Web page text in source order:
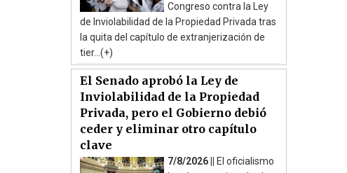
Congreso contra la Ley
de Inviolabilidad de la Propiedad Privada tras
la quita del capítulo de extranjerización de
tier...(+)
El Senado aprobó la Ley de
Inviolabilidad de la Propiedad
Privada, pero el Gobierno debió
ceder y eliminar otro capítulo
clave
7/8/2026 ||
El oficialismo